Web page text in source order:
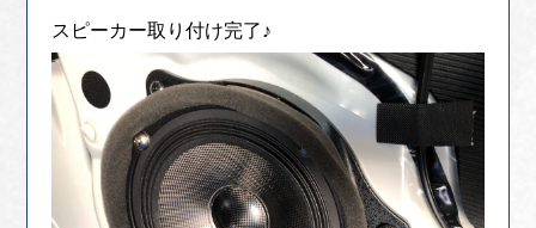
スピーカー取り付け完了♪